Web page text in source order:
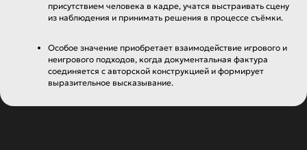
присутствием человека в кадре, учатся выстраивать сцену
из наблюдения и принимать решения в процессе съёмки.
Особое значение приобретает взаимодействие игрового и
неигрового подходов, когда документальная фактура
соединяется с авторской конструкцией и формирует
выразительное высказывание.